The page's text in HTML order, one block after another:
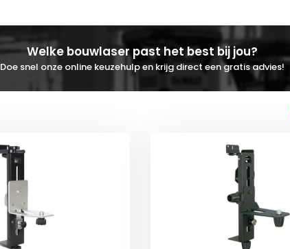
Welke bouwlaser past het best bij jou?
Doe snel onze online keuzehulp en krijg direct een gratis advies!